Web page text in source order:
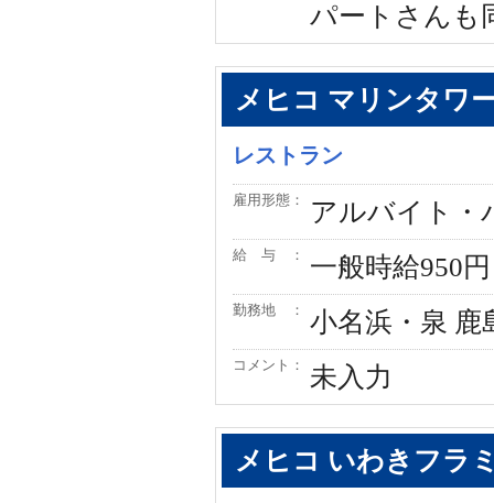
パートさんも
メヒコ マリンタワ
レストラン
雇用形態： アルバイト・
給 与 ： 一般時給950
勤務地 ： 小名浜・泉 鹿
コメント： 未入力
メヒコ いわきフラ